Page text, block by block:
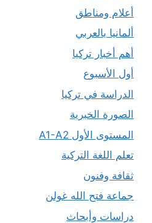
أعلام ومناطق
ألمانيا بالعربي
أهم أخبار تركيا
أول الأسبوع
الدراسة في تركيا
الصورة الخبرية
المستوى الأول A1-A2
تعلم اللغة التركية
ثقافة وفنون
جماعة فتح الله غولن
دراسات وأبحاث